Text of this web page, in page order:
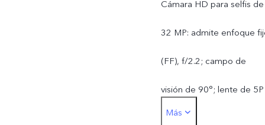
Cámara HD para selfis de
32 MP: admite enfoque
(FF), f/2.2; campo de
visión de 90°; lente de 5P
Cámara trasera:
Más